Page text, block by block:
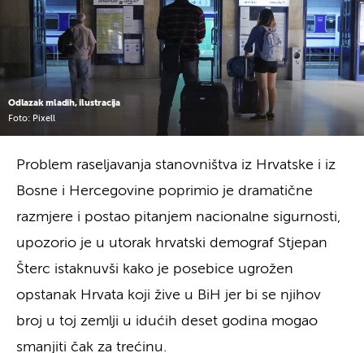
Odlazak mladih, ilustracija
Foto: Pixell
Problem raseljavanja stanovništva iz Hrvatske i iz
Bosne i Hercegovine poprimio je dramatične
razmjere i postao pitanjem nacionalne sigurnosti,
upozorio je u utorak hrvatski demograf Stjepan
Šterc istaknuvši kako je posebice ugrožen
opstanak Hrvata koji žive u BiH jer bi se njihov
broj u toj zemlji u idućih deset godina mogao
smanjiti čak za trećinu.